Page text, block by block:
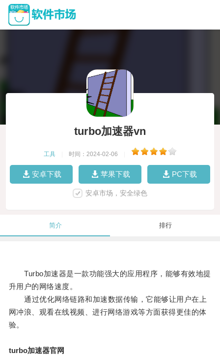
turbo加速器vn
工具 时间：2024-02-06
安卓下载 苹果下载 PC下载
安卓市场，安全绿色
简介 排行
Turbo加速器是一款功能强大的应用程序，能够有效地提
升用户的网络速度。
通过优化网络链路和加速数据传输，它能够让用户在上
网冲浪、观看在线视频、进行网络游戏等方面获得更佳的体
验。
turbo加速器官网